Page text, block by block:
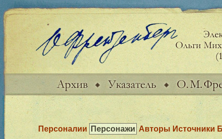
Персоналии Персонажи Авторы Источники